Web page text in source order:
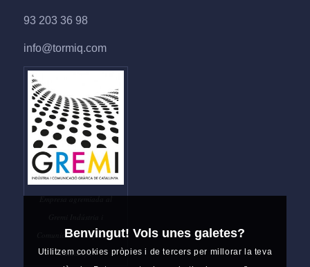
93 203 36 98
info@tormiq.com
Empresa agremiada al
Comunicació Gràfica de
Catalunya
Benvingut! Vols unes galetes?
Utilitzem cookies pròpies i de tercers per millorar la teva